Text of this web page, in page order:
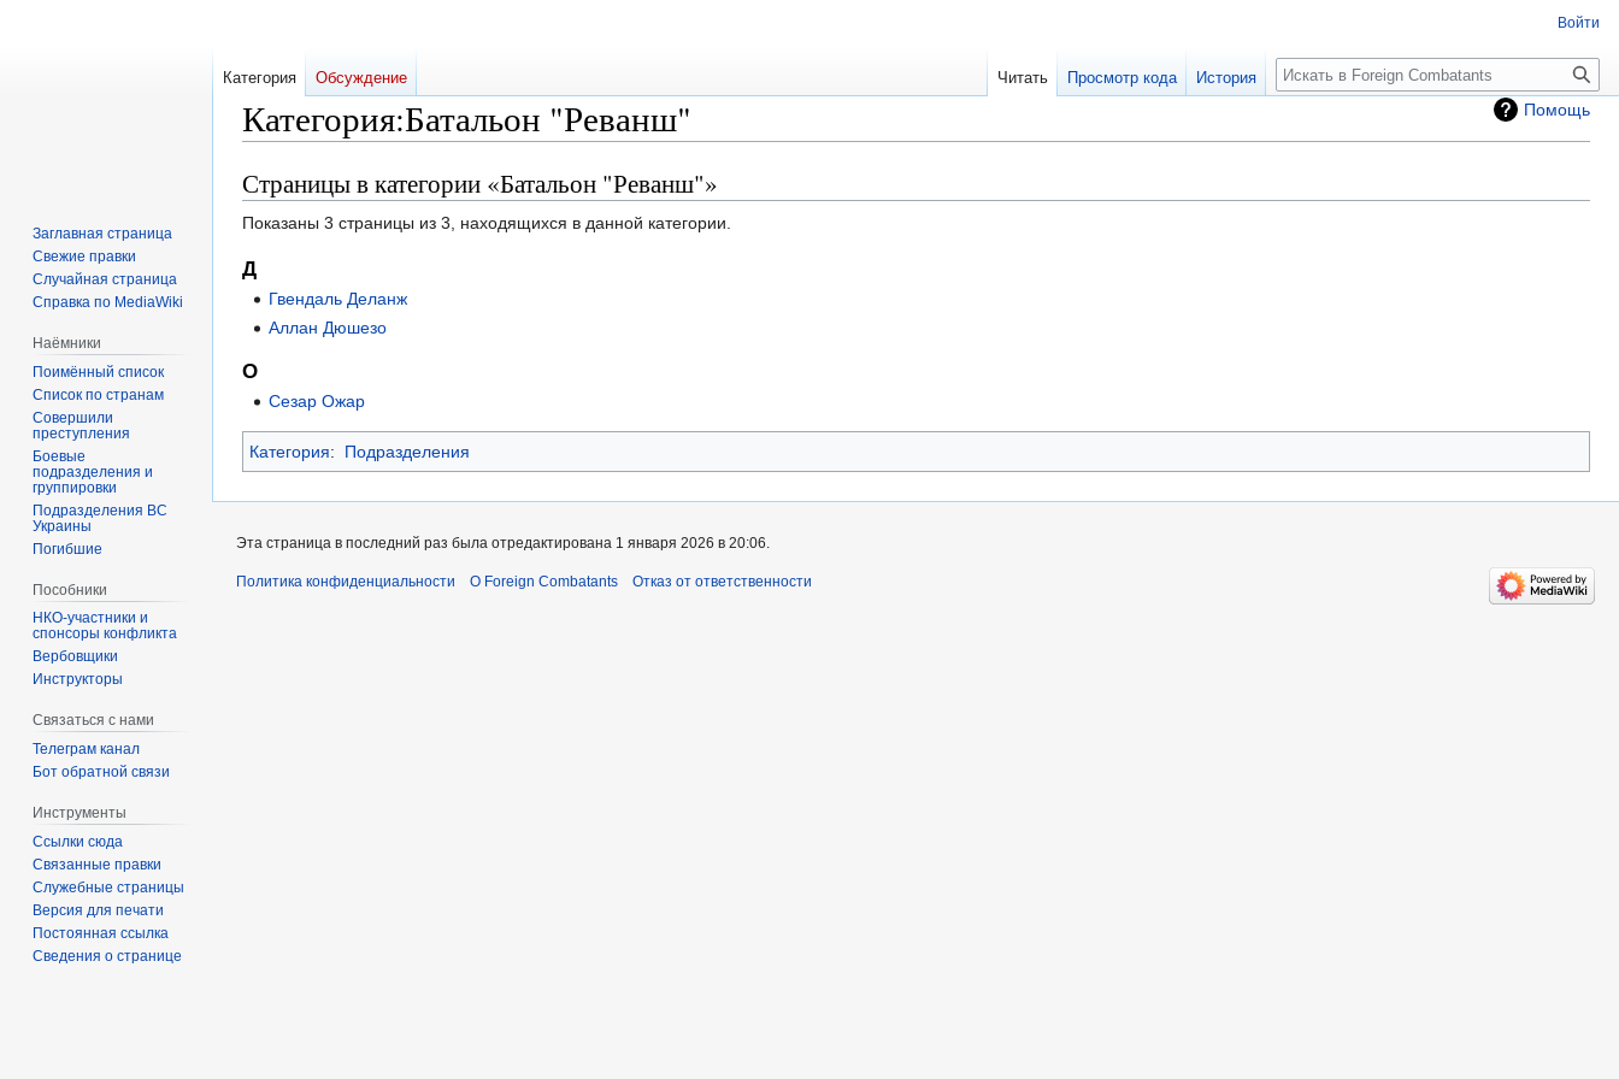
Помощь
Категория:Батальон "Реванш"
Перейти
к
навигации
Перейти
к
поиску
Страницы в категории «Батальон "Реванш"»
Показаны 3 страницы из 3, находящихся в данной категории.
Д
Гвендаль Деланж
Аллан Дюшезо
О
Сезар Ожар
Категория: Подразделения
Войти
Категория Обсуждение Читать Просмотр кода История
Заглавная страница
Свежие правки
Случайная страница
Справка по MediaWiki
Наёмники
Поимённый список
Список по странам
Совершили
преступления
Боевые
подразделения и
группировки
Подразделения ВС
Украины
Погибшие
Пособники
спонсоры конфликта
‏‎Вербовщики
Инструкторы
Связаться с нами
Телеграм канал
Бот обратной связи
Инструменты
Ссылки сюда
Связанные правки
Служебные страницы
Версия для печати
Постоянная ссылка
Сведения о странице
Эта страница в последний раз была отредактирована 1 января 2026 в 20:06.
Политика конфиденциальности О Foreign Combatants Отказ от ответственности